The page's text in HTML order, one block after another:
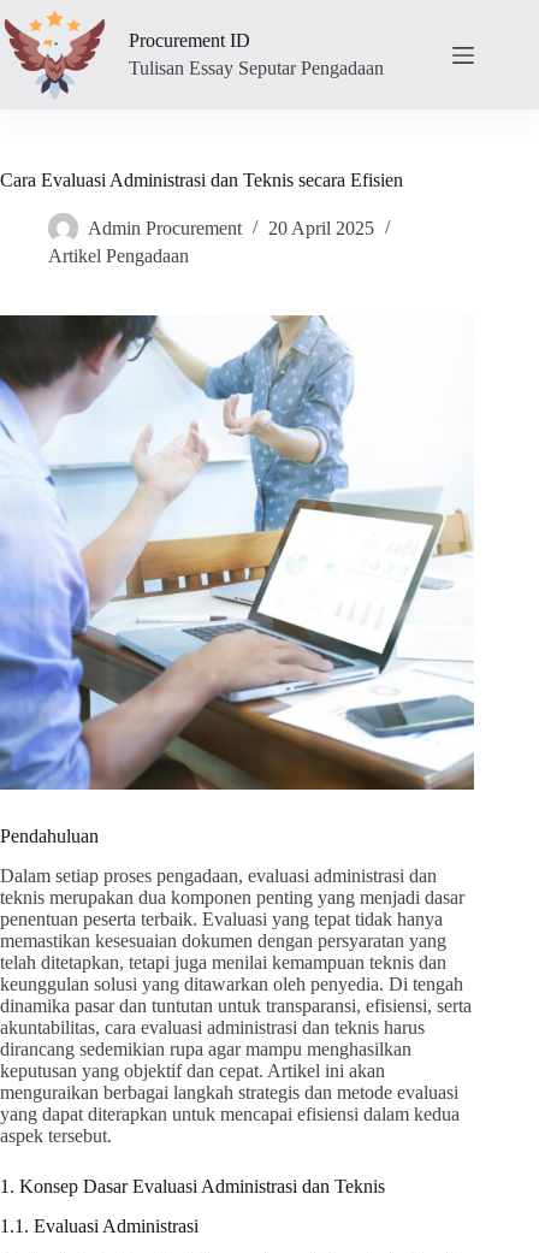
to
content
Procurement ID
Tulisan Essay Seputar Pengadaan
Cara Evaluasi Administrasi dan Teknis secara Efisien
Admin Procurement
20 April 2025
Artikel Pengadaan
Pendahuluan
Dalam setiap proses pengadaan, evaluasi administrasi dan
teknis merupakan dua komponen penting yang menjadi dasar
penentuan peserta terbaik. Evaluasi yang tepat tidak hanya
memastikan kesesuaian dokumen dengan persyaratan yang
telah ditetapkan, tetapi juga menilai kemampuan teknis dan
keunggulan solusi yang ditawarkan oleh penyedia. Di tengah
dinamika pasar dan tuntutan untuk transparansi, efisiensi, serta
akuntabilitas, cara evaluasi administrasi dan teknis harus
dirancang sedemikian rupa agar mampu menghasilkan
keputusan yang objektif dan cepat. Artikel ini akan
menguraikan berbagai langkah strategis dan metode evaluasi
yang dapat diterapkan untuk mencapai efisiensi dalam kedua
aspek tersebut.
1. Konsep Dasar Evaluasi Administrasi dan Teknis
1.1. Evaluasi Administrasi